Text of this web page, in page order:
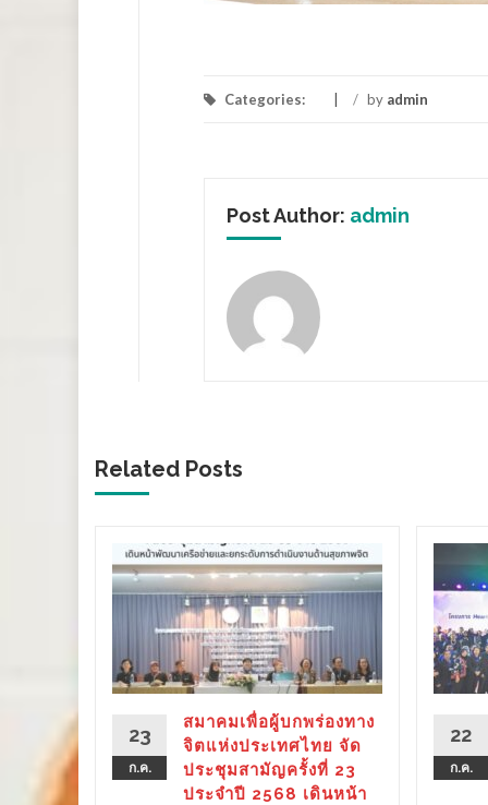
Categories: / by admin
Post Author: admin
Related Posts
23
ก.ค.
สมาคมเพื่อผู้บกพร่องทาง
จิตแห่งประเทศไทย จัด
ประชุมสามัญครั้งที่ 23
ประจำปี 2568 เดินหน้า
22
ก.ค.